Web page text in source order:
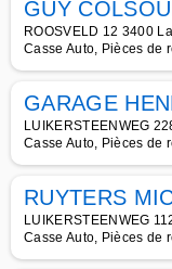
GUY
ROOSVELD 12 3400
Casse Auto, Pièces de
GARAGE
LUIKERSTEENWEG
Casse Auto, Pièces de
RUYTERS
LUIKERSTEENWEG
Casse Auto, Pièces de